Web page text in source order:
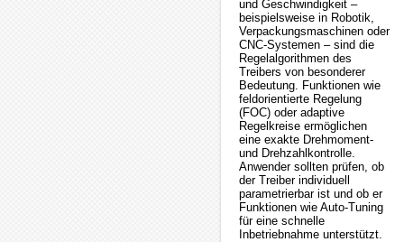
und Geschwindigkeit –
beispielsweise in Robotik,
Verpackungsmaschinen oder
CNC-Systemen – sind die
Regelalgorithmen des
Treibers von besonderer
Bedeutung. Funktionen wie
feldorientierte Regelung
(FOC) oder adaptive
Regelkreise ermöglichen
eine exakte Drehmoment-
und Drehzahlkontrolle.
Anwender sollten prüfen, ob
der Treiber individuell
parametrierbar ist und ob er
Funktionen wie Auto-Tuning
für eine schnelle
Inbetriebnahme unterstützt.